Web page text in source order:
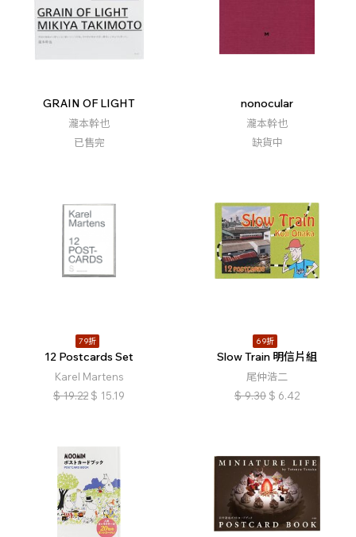
GRAIN OF LIGHT
瀧本幹也
已售完
nonocular
瀧本幹也
缺貨中
79折
12 Postcards Set
Karel Martens
$ 19.22 $ 15.19
69折
Slow Train 明信片組
尾仲浩二
$ 9.30 $ 6.42